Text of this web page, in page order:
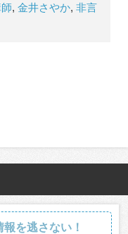
,金井さやか,非言
報を逃さない！